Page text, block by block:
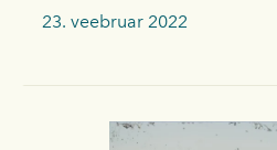
23. veebruar 2022